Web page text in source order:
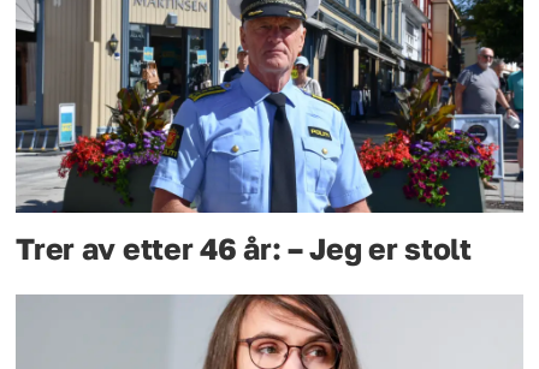
Trer av etter 46 år: – Jeg er stolt